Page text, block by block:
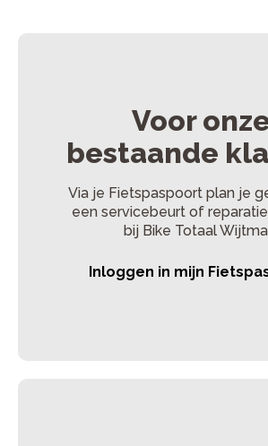
Voor
bestaande
Via je Fietspaspoort plan je
een servicebeurt of
bij Bike Totaal
Inloggen in mijn